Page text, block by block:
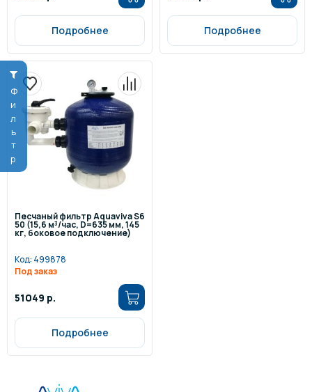
Фильтр
Подробнее Подробнее
Песчаный фильтр Aquaviva S6
50 (15,6 м³/час, D=635 мм, 145
кг, боковое подключение)
Код: 499878
Под заказ
51049 р.
Подробнее